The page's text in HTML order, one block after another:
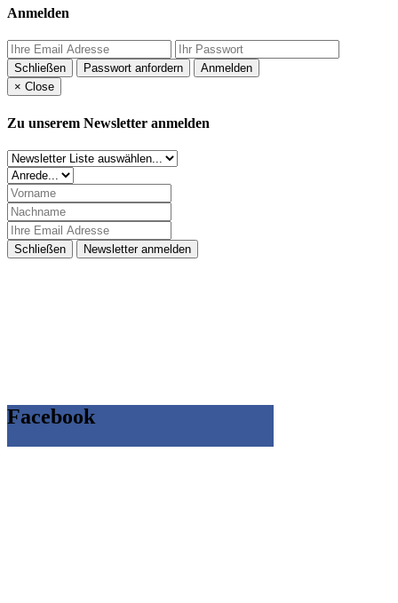
Anmelden
Schließen Passwort anfordern
Anmelden
× Close
Zu unserem Newsletter anmelden
Schließen Newsletter anmelden
Facebook